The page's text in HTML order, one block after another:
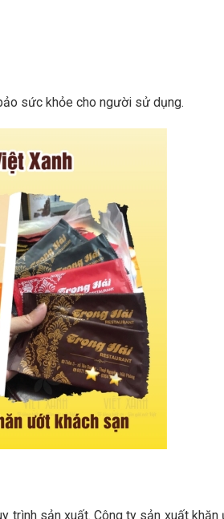
sức khỏe cho người sử dụng.
trình sản xuất. Công ty sản xuất khăn